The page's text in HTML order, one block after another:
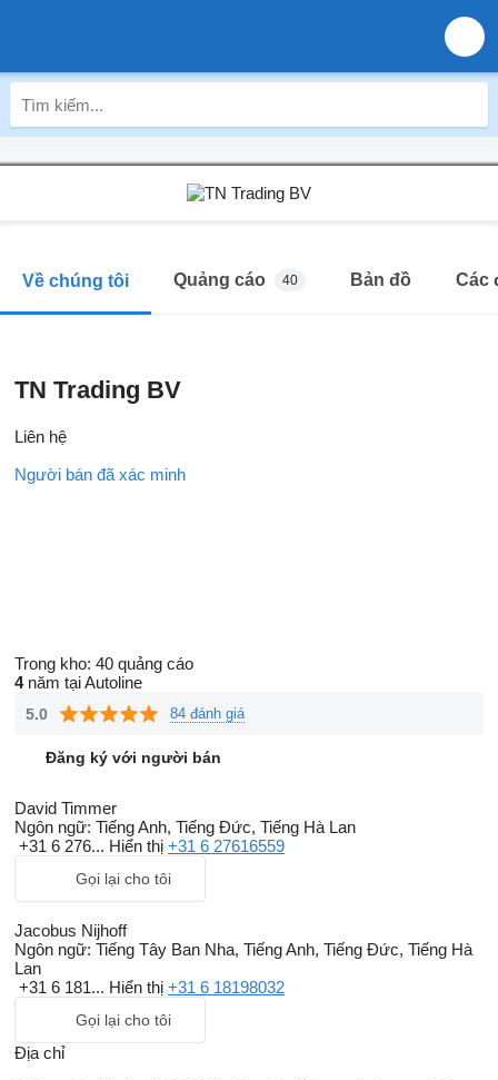
Về chúng tôi Quảng cáo 40 Bản đồ Các
TN Trading BV
Liên hệ
Người bán đã xác minh
Trong kho: 40 quảng cáo
4năm tại Autoline
5.0 84 đánh giá
Đăng ký với người bán
David Timmer
Ngôn ngữ: Tiếng Anh, Tiếng Đức, Tiếng Hà Lan
+31 6 276... Hiển thị +31 6 27616559
Gọi lại cho tôi
Jacobus Nijhoff
Ngôn ngữ: Tiếng Tây Ban Nha, Tiếng Anh, Tiếng Đức, Tiếng Hà
Lan
+31 6 181... Hiển thị +31 6 18198032
Gọi lại cho tôi
Địa chỉ